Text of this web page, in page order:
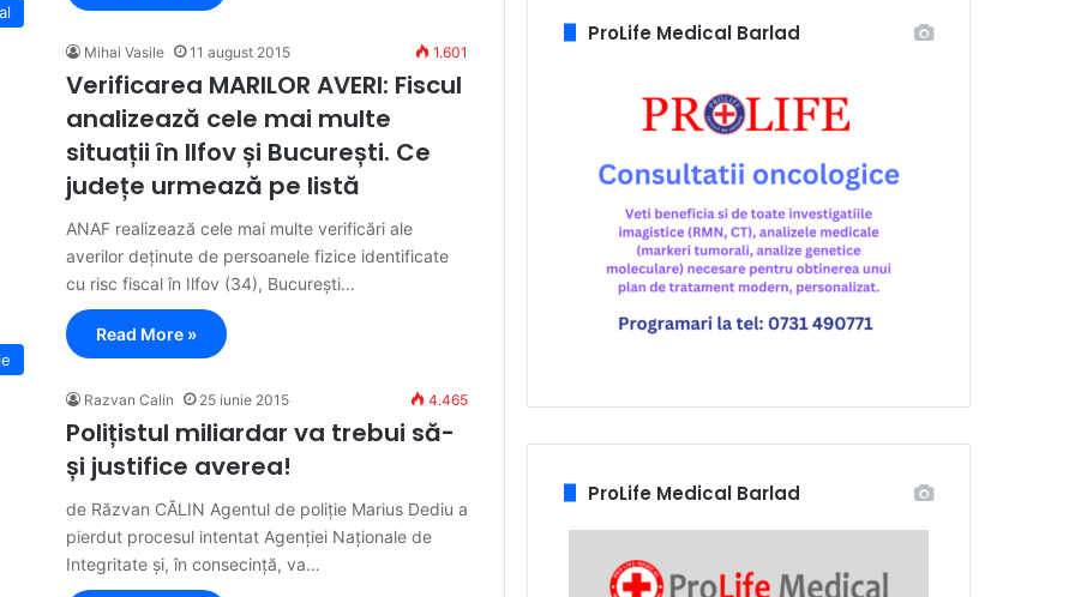
Mihai Vasile 11 august 2015 1.601
Verificarea MARILOR AVERI: Fiscul
analizează cele mai multe
situații în Ilfov și București. Ce
județe urmează pe listă
ANAF realizează cele mai multe verificări ale
averilor deținute de persoanele fizice identificate
cu risc fiscal în Ilfov (34), București…
Read More »
Razvan Calin 25 iunie 2015 4.465
Polițistul miliardar va trebui să-
și justifice averea!
de Răzvan CĂLIN Agentul de poliție Marius Dediu a
pierdut procesul intentat Agenției Naționale de
Integritate și, în consecință, va…
ProLife Medical Barlad
ProLife Medical Barlad